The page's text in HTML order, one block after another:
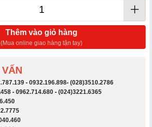
Thêm vào giỏ hàng
(Mua online giao hàng tận tay)
- 0932.196.898- (028)3510.2786
- 0962.714.680 - (024)3221.6365